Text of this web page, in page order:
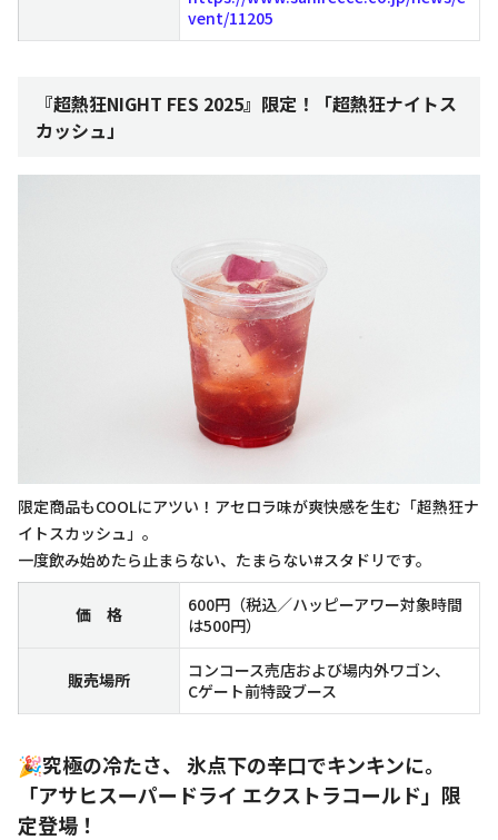
vent/11205
『超熱狂NIGHT FES 2025』限定！「超熱狂ナイトス
カッシュ」
限定商品もCOOLにアツい！アセロラ味が爽快感を生む「超熱狂ナ
イトスカッシュ」。
一度飲み始めたら止まらない、たまらない#スタドリです。
価 格
600円（税込／ハッピーアワー対象時間
は500円）
販売場所
コンコース売店および場内外ワゴン、
Cゲート前特設ブース
🎉究極の冷たさ、 氷点下の辛口でキンキンに。
「アサヒスーパードライ エクストラコールド」限
定登場！